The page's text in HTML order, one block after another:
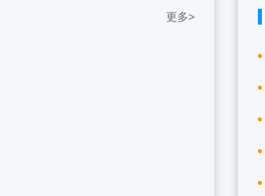
更多>